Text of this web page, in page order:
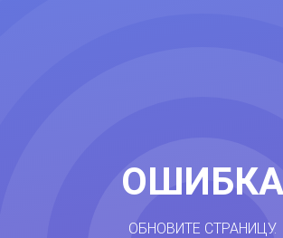
ОШИБКА
ОБНОВИТЕ СТРАНИЦУ.